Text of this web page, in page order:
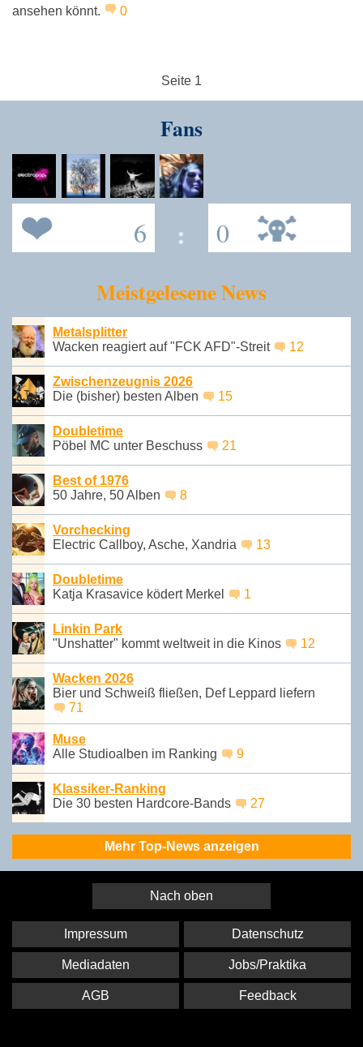
ansehen könnt.
0
Seite 1
Fans
6 : 0
Meistgelesene News
Metalsplitter
Wacken reagiert auf "FCK AFD"-Streit
12
Zwischenzeugnis 2026
Die (bisher) besten Alben
15
Doubletime
Pöbel MC unter Beschuss
21
Best of 1976
50 Jahre, 50 Alben
8
Vorchecking
Electric Callboy, Asche, Xandria
13
Doubletime
Katja Krasavice ködert Merkel
1
Linkin Park
"Unshatter" kommt weltweit in die Kinos
12
Wacken 2026
Bier und Schweiß fließen, Def Leppard liefern
71
Muse
Alle Studioalben im Ranking
9
Klassiker-Ranking
Die 30 besten Hardcore-Bands
27
Mehr Top-News anzeigen
Nach oben
Impressum Datenschutz
Mediadaten Jobs/Praktika
AGB Feedback